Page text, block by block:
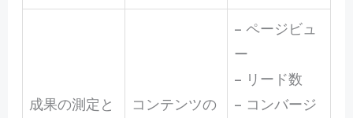
成果の測定と
コンテンツの
– ページビュ
ー
– リード数
– コンバージ